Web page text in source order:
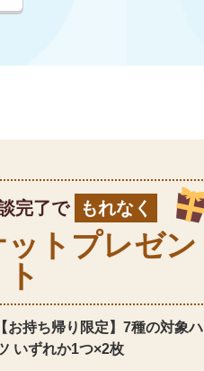
完了で もれなく
ト プレゼン
ト
持ち帰り限定】 7種の対象ハ
いずれか1つ×2枚